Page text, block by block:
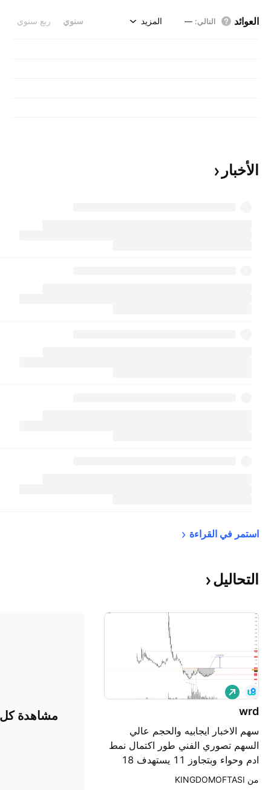
العوائد التالي:
— سنوي ربع سنوي المزيد
الأخبار
استمر في القراءة
التحاليل
wrd
سهم الاخبار ايجابيه والحجم عالي
السهم تصوري الفني طور اكتمال نمط
ادم وحواء وبتجاوز 11 يستهدف 18
اعلانه قريب
ش
ر
ا
من ‎KINGDOMOFTASI‎
مشاهدة كل